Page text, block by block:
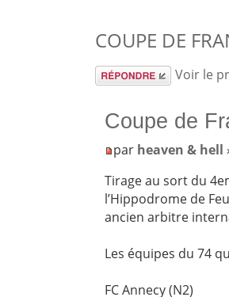
COUPE DE
Répondre Voir le
Coupe de
par heaven & hell
Tirage au sort du
l’Hippodrome de
ancien arbitre
Les équipes du 74
FC Annecy (N2)